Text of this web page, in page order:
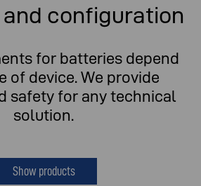
configuration
for batteries depend
of device. We provide
safety for any technical
solution.
Show products